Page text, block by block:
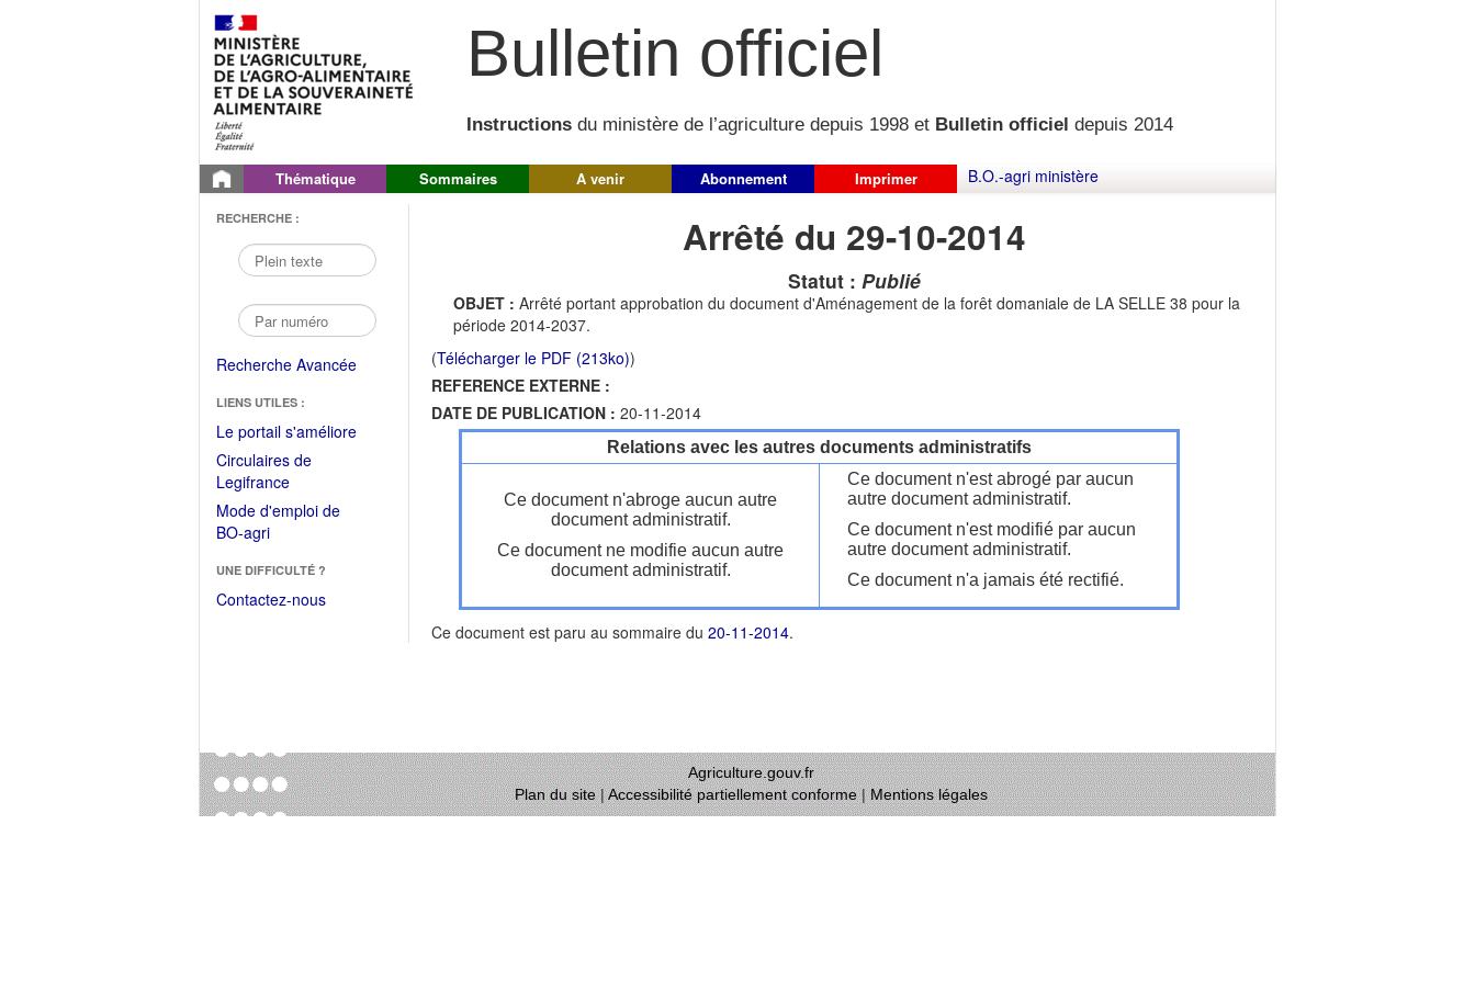
Bulletin officiel
Instructions du ministère de l’agriculture depuis 1998 et Bulletin officiel depuis 2014
Thématique Sommaires A venir Abonnement Imprimer B.O.-agri ministère
RECHERCHE :
Recherche Avancée
LIENS UTILES :
Le portail s'améliore(Fichier
Circulaires de
Legifrance(Ouvrir
dans
une
fenêtre)
Mode d'emploi de
BO-agri(Ouvrir
une
nouvelle
UNE DIFFICULTÉ ?
Contactez-nous
Arrêté du 29-10-2014
Statut : Publié
OBJET : Arrêté portant approbation du document d'Aménagement de la forêt domaniale de LA SELLE 38 pour la
période 2014-2037.
(Télécharger le PDF (213ko))
REFERENCE EXTERNE :
DATE DE PUBLICATION : 20-11-2014
Relations avec les autres documents administratifs
Ce document n'abroge aucun autre
document administratif.
Ce document ne modifie aucun autre
document administratif.
Ce document n'est abrogé par aucun
autre document administratif.
Ce document n'est modifié par aucun
autre document administratif.
Ce document n'a jamais été rectifié.
Ce document est paru au sommaire du 20-11-2014.
Agriculture.gouv.fr
Plan du site|Accessibilité partiellement conforme|Mentions légales